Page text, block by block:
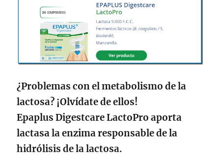
¿Problemas con el metabolismo de la
lactosa? ¡Olvídate de ellos!
Epaplus Digestcare LactoPro aporta
lactasa la enzima responsable de la
hidrólisis de la lactosa.